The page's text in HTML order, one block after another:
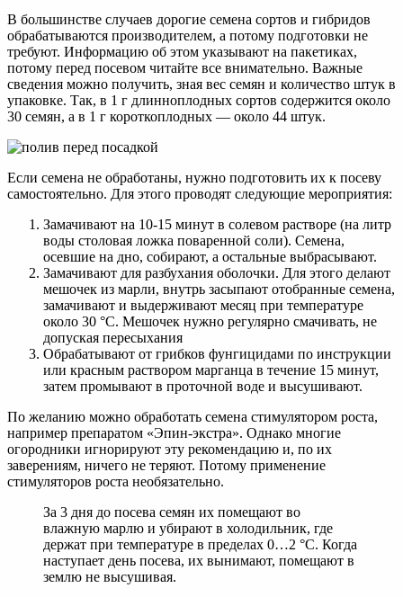
В большинстве случаев дорогие семена сортов и гибридов
обрабатываются производителем, а потому подготовки не
требуют. Информацию об этом указывают на пакетиках,
потому перед посевом читайте все внимательно. Важные
сведения можно получить, зная вес семян и количество штук в
упаковке. Так, в 1 г длинноплодных сортов содержится около
30 семян, а в 1 г короткоплодных — около 44 штук.
Если семена не обработаны, нужно подготовить их к посеву
самостоятельно. Для этого проводят следующие мероприятия:
Замачивают на 10-15 минут в солевом растворе (на литр
воды столовая ложка поваренной соли). Семена,
осевшие на дно, собирают, а остальные выбрасывают.
Замачивают для разбухания оболочки. Для этого делают
мешочек из марли, внутрь засыпают отобранные семена,
замачивают и выдерживают месяц при температуре
около 30 °C. Мешочек нужно регулярно смачивать, не
допуская пересыхания
Обрабатывают от грибков фунгицидами по инструкции
или красным раствором марганца в течение 15 минут,
затем промывают в проточной воде и высушивают.
По желанию можно обработать семена стимулятором роста,
например препаратом «Эпин-экстра». Однако многие
огородники игнорируют эту рекомендацию и, по их
заверениям, ничего не теряют. Потому применение
стимуляторов роста необязательно.
За 3 дня до посева семян их помещают во
влажную марлю и убирают в холодильник, где
держат при температуре в пределах 0…2 °C. Когда
наступает день посева, их вынимают, помещают в
землю не высушивая.